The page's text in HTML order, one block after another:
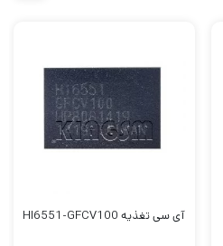
آی سی تغذیه HI6551-GFCV100